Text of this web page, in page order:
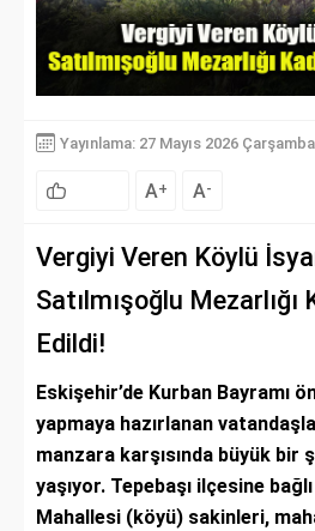
Yayınlama: 27 Mayıs 2026 Çarşamba
A+ A-
Vergiyi Veren Köylü
Satılmışoğlu Mezarlığı
Edildi!
Eskişehir’de Kurban Bayramı
yapmaya hazırlanan
manzara karşısında büyük bir
yaşıyor. Tepebaşı ilçesine
Mahallesi (köyü) sakinleri,